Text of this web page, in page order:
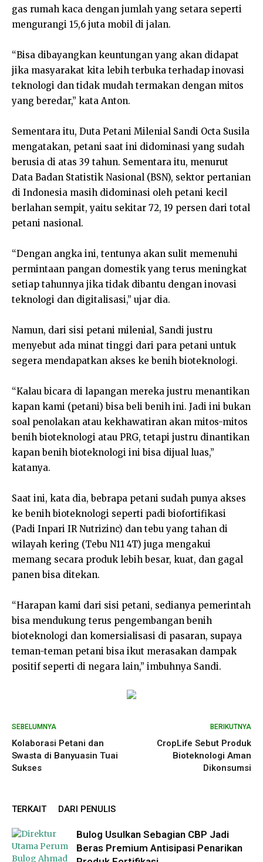
gas rumah kaca dengan jumlah yang setara seperti
mengurangi 15,6 juta mobil di jalan.
“Bisa dibayangkan keuntungan yang akan didapat
jika masyarakat kita lebih terbuka terhadap inovasi
teknologi dan tidak mudah termakan dengan mitos
yang beredar,” kata Anton.
Sementara itu, Duta Petani Milenial Sandi Octa Susila
mengatakan, petani saat ini didominasi yang sudah
berusia di atas 39 tahun. Sementara itu, menurut
Data Badan Statistik Nasional (BSN), sektor pertanian
di Indonesia masih didominasi oleh petani kecil
berlahan sempit, yaitu sekitar 72, 19 persen dari total
petani nasional.
“Dengan angka ini, tentunya akan sulit memenuhi
permintaan pangan domestik yang terus meningkat
setiap tahunnya jika tidak dibantu dengan inovasi
teknologi dan digitalisasi,” ujar dia.
Namun, dari sisi petani milenial, Sandi justru
menyebut ada minat tinggi dari para petani untuk
segera mendapatkan akses ke benih bioteknologi.
“Kalau bicara di lapangan mereka justru menantikan
kapan kami (petani) bisa beli benih ini. Jadi ini bukan
soal penolakan atau kekhawatiran akan mitos-mitos
benih bioteknologi atau PRG, tetapi justru dinantikan
kapan benih bioteknologi ini bisa dijual luas,”
katanya.
Saat ini, kata dia, bebrapa petani sudah punya akses
ke benih bioteknologi seperti padi biofortifikasi
(Padi Inpari IR Nutrizinc) dan tebu yang tahan di
wilayah kering (Tebu N11 4T) juga mengakui
memang secara produk lebih besar, kuat, dan gagal
panen bisa ditekan.
“Harapan kami dari sisi petani, sedianya pemerintah
bisa mendukung terus pengembangan benih
bioteknologi dan komersialisasi di pasaran, supaya
teman-teman petani bisa ikut merasakan dampak
positif seperti di negara lain,” imbuhnya Sandi.
SEBELUMNYA
Kolaborasi Petani dan
Swasta di Banyuasin Tuai
Sukses
BERIKUTNYA
CropLife Sebut Produk
Bioteknologi Aman
Dikonsumsi
TERKAIT DARI PENULIS
Bulog Usulkan Sebagian CBP Jadi
Beras Premium Antisipasi Penarikan